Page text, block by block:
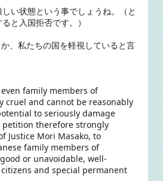
い状態という事でしょうね。（と
と入国拒否です。）
、私たちの国を軽視していると言
family members of
cruel and cannot be reasonably
to seriously damage
petition therefore strongly
Justice Mori Masako, to
family members of
or unavoidable, well-
and special permanent